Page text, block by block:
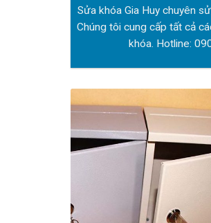
Sửa khóa Gia Huy chuyên
Chúng tôi cung cấp tất cả
khóa. Hotline: